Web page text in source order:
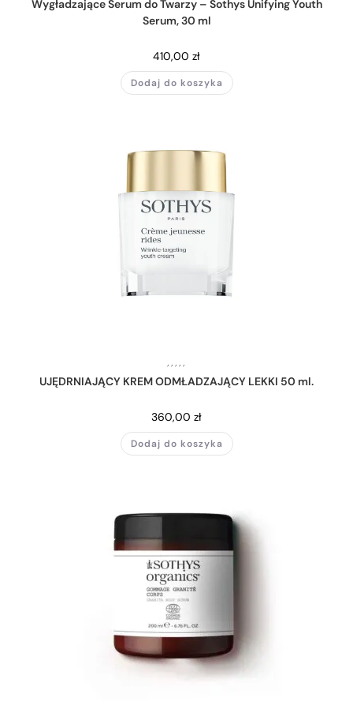
Wygładzające Serum do Twarzy – Sothys Unifying Youth
Serum, 30 ml
410,00 zł
Dodaj do koszyka
, , , , ,
UJĘDRNIAJĄCY KREM ODMŁADZAJĄCY LEKKI 50 ml.
360,00 zł
Dodaj do koszyka